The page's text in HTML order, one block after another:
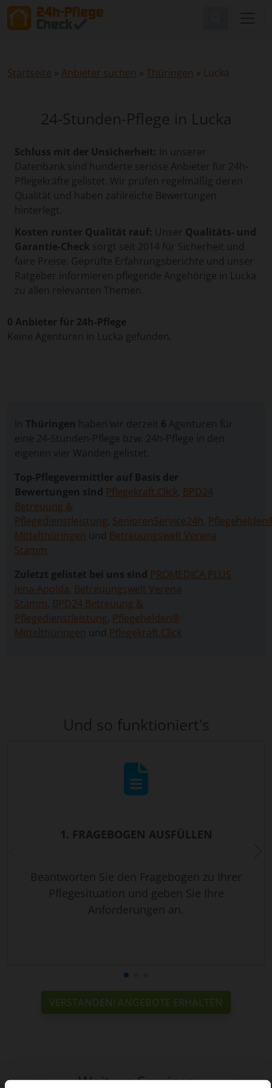
Startseite » Anbieter suchen » Thüringen » Lucka
24-Stunden-Pflege in Lucka
Schluss mit der Unsicherheit: In unserer
Datenbank sind hunderte seriöse Anbieter für 24h-
Pflegekräfte gelistet. Wir prüfen regelmäßig deren
Qualität und haben zahlreiche Bewertungen
hinterlegt.
Kosten runter Qualität rauf: Unser Qualitäts- und
Garantie-Check sorgt seit 2014 für Sicherheit und
faire Preise. Geprüfte Erfahrungsberichte und unser
Ratgeber informieren pflegende Angehörige in Lucka
zu allen relevanten Themen.
0 Anbieter für 24h-Pflege
Keine Agenturen in Lucka gefunden.
Thüringen haben wir derzeit 6 Agenturen für
eine 24-Stunden-Pflege bzw. 24h-Pflege in den
eigenen vier Wänden gelistet.
Top-Pflegevermittler auf Basis der
Bewertungen sind Pflegekraft.Click BPD24
Betreuung &
Pflegedienstleistung SeniorenService24h
Mittelthüringen und Betreuungswelt Verena
Stamm
Zuletzt gelistet bei uns sind PROMEDICA PLUS
Jena-Apolda Betreuungswelt Verena
Stamm BPD24 Betreuung &
Pflegedienstleistung Pflegehelden®
Mittelthüringen und Pflegekraft.Click
Und so funktioniert's
1. FRAGEBOGEN AUSFÜLLEN
Beantworten Sie den Fragebogen zu Ihrer
Pflegesituation und geben Sie Ihre
Anforderungen an.
VERSTANDEN! ANGEBOTE ERHALTEN
Weitere Services